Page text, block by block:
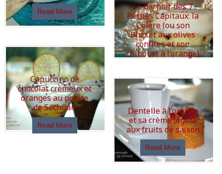
Read More
Le dernier des 7
Péchés Capitaux: la
Colère (ou son
Biscuit aux olives
confites et son
chiboust à l’orange)
Capuccino de
chocolat crémeux et
oranges au poivre
de Séchuan
Read More
Dentelle à l’orange
et sa crème légère
aux fruits de saison
Read More